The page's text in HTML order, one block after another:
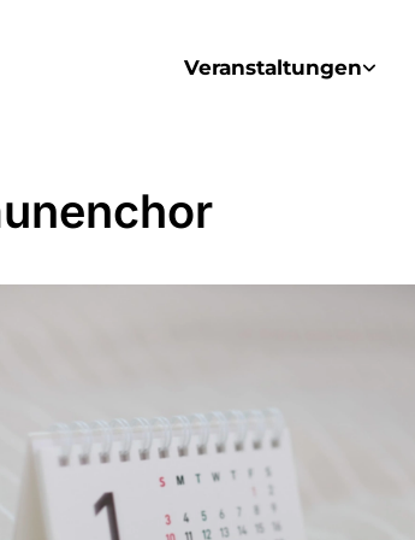
Veranstaltungen